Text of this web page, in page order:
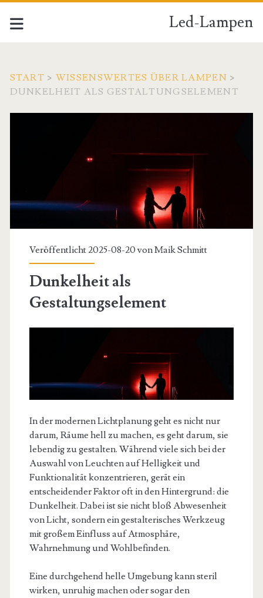
Led-Lampen
START > WISSENSWERTES ÜBER LAMPEN >
DUNKELHEIT ALS GESTALTUNGSELEMENT
Veröffentlicht 2025-08-20 vonMaik Schmitt
Dunkelheit als
Gestaltungselement
In der modernen Lichtplanung geht es nicht nur
darum, Räume hell zu machen, es geht darum, sie
lebendig zu gestalten. Während viele sich bei der
Auswahl von Leuchten auf Helligkeit und
Funktionalität konzentrieren, gerät ein
entscheidender Faktor oft in den Hintergrund: die
Dunkelheit. Dabei ist sie nicht bloß Abwesenheit
von Licht, sondern ein gestalterisches Werkzeug
mit großem Einfluss auf Atmosphäre,
Wahrnehmung und Wohlbefinden.
Eine durchgehend helle Umgebung kann steril
wirken, unruhig machen oder sogar den